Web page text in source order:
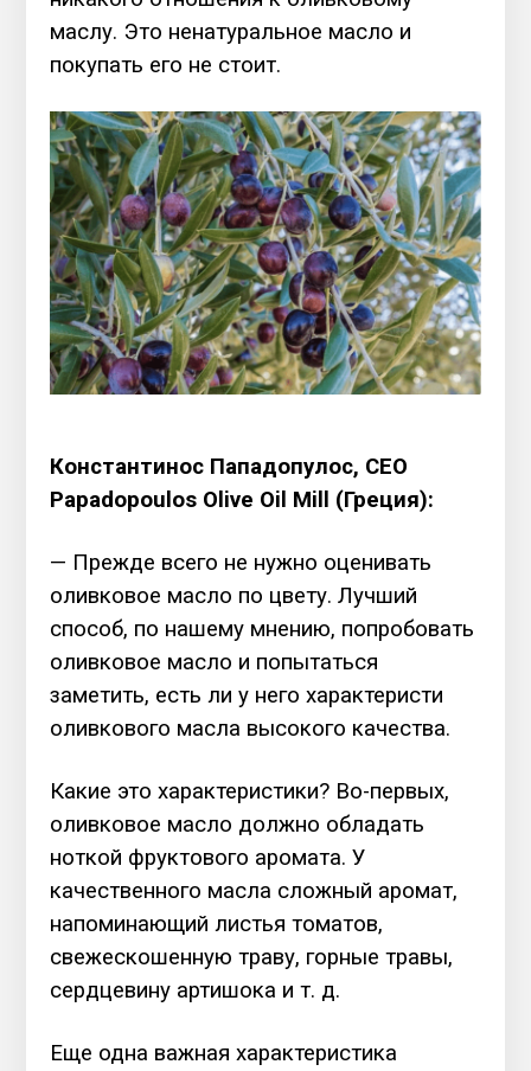
маслу. Это ненатуральное масло и
покупать его не стоит.
Константинос Пападопулос, CEO
Papadopoulos Olive Oil Mill (Греция):
— Прежде всего не нужно оценивать
оливковое масло по цвету. Лучший
способ, по нашему мнению, попробовать
оливковое масло и попытаться
заметить, есть ли у него характеристи
оливкового масла высокого качества.
Какие это характеристики? Во-первых,
оливковое масло должно обладать
ноткой фруктового аромата. У
качественного масла сложный аромат,
напоминающий листья томатов,
свежескошенную траву, горные травы,
сердцевину артишока и т. д.
Еще одна важная характеристика